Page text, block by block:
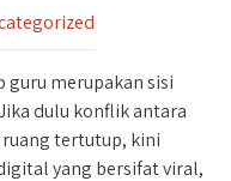
merupakan sisi
dulu konflik antara
tertutup, kini
yang bersifat viral,